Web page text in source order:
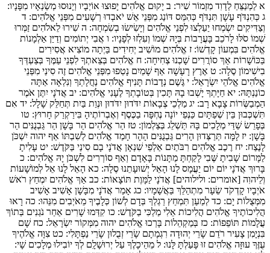
א לַמְנַצֵּחַ לְדָוִד מִזְמוֹר שִׁיר: ב יָקוּם אֱלֹהִים יָפוּצוּ אוֹיְבָיו וְיָנוּסוּ מְשַׂנְאָיו מִפָּנָיו:
ג כְּהִנְדֹּף עָשָׁן תִּנְדֹּף כְּהִמֵּס דּוֹנַג מִפְּנֵי אֵשׁ יֹאבְדוּ רְשָׁעִים מִפְּנֵי אֱלֹהִים: ד
וְצַדִּיקִים יִשְׂמְחוּ יַעַלְצוּ לִפְנֵי אֱלֹהִים וְיָשִׂישׂוּ בְשִׂמְחָה: ה שִׁירוּ לֵאלֹהִים זַמְּרוּ
שְׁמוֹ סֹלּוּ לָרֹכֵב בָּעֲרָבוֹת בְּיָהּ שְׁמוֹ וְעִלְזוּ לְפָנָיו: ו אֲבִי יְתוֹמִים וְדַיַּן אַלְמָנוֹת
אֱלֹהִים בִּמְעוֹן קָדְשׁוֹ: ז אֱלֹהִים מוֹשִׁיב יְחִידִים בַּיְתָה מוֹצִיא אֲסִירִים
בַּכּוֹשָׁרוֹת אַךְ סוֹרֲרִים שָׁכְנוּ צְחִיחָה: ח אֱלֹהִים בְּצֵאתְךָ לִפְנֵי עַמֶּךָ בְּצַעְדְּךָ
בִישִׁימוֹן סֶלָה: ט אֶרֶץ רָעָשָׁה אַף שָׁמַיִם נָטְפוּ מִפְּנֵי אֱלֹהִים זֶה סִינַי מִפְּנֵי
אֱלֹהִים אֱלֹהֵי יִשְׂרָאֵל: י גֶּשֶׁם נְדָבוֹת תָּנִיף אֱלֹהִים נַחֲלָתְךָ וְנִלְאָה אַתָּה
כוֹנַנְתָּהּ: יא חַיָּתְךָ יָשְׁבוּ בָהּ תָּכִין בְּטוֹבָתְךָ לֶעָנִי אֱלֹהִים: יב אֲדֹנָי יִתֶּן אֹמֶר
הַמְבַשְּׂרוֹת צָבָא רָב: יג מַלְכֵי צְבָאוֹת יִדֹּדוּן יִדֹּדוּן וּנְוַת בַּיִת תְּחַלֵּק שָׁלָל: יד אִם
תִּשְׁכְּבוּן בֵּין שְׁפַתָּיִם כַּנְפֵי יוֹנָה נֶחְפָּה בַכֶּסֶף וְאֶבְרוֹתֶיהָ בִּירַקְרַק חָרוּץ: טו
בְּפָרֵשׂ שַׁדַּי מְלָכִים בָּהּ תַּשְׁלֵג בְּצַלְמוֹן: טז הַר אֱלֹהִים הַר בָּשָׁן הַר גַּבְנֻנִּים הַר
בָּשָׁן: יז לָמָּה תְּרַצְּדוּן הָרִים גַּבְנֻנִּים הָהָר חָמַד אֱלֹהִים לְשִׁבְתּוֹ אַף יהוה יִשְׁכֹּן
לָנֶצַח: יח רֶכֶב אֱלֹהִים רִבֹּתַיִם אַלְפֵי שִׁנְאָן אֲדֹנָי בָם סִינַי בַּקֹּדֶשׁ: יט עָלִיתָ
לַמָּרוֹם שָׁבִיתָ שֶּׁבִי לָקַחְתָּ מַתָּנוֹת בָּאָדָם וְאַף סוֹרְרִים לִשְׁכֹּן יָהּ אֱלֹהִים: כ
בָּרוּךְ אֲדֹנָי יוֹם יוֹם יַעֲמָס לָנוּ הָאֵל יְשׁוּעָתֵנוּ סֶלָה: כא הָאֵל לָנוּ אֵל לְמוֹשָׁעוֹת
וְלֵיהוִה [אומרים: ולילוהים] אֲדֹנָי לַמָּוֶת תּוֹצָאוֹת: כב אַךְ אֱלֹהִים יִמְחַץ רֹאשׁ
אֹיְבָיו קָדְקֹד שֵׂעָר מִתְהַלֵּךְ בַּאֲשָׁמָיו: כג אָמַר אֲדֹנָי מִבָּשָׁן אָשִׁיב אָשִׁיב
מִמְּצֻלוֹת יָם: כד לְמַעַן תִּמְחַץ רַגְלְךָ בְּדָם לְשׁוֹן כְּלָבֶיךָ מֵאֹיְבִים מִנֵּהוּ: כה רָאוּ
הֲלִיכוֹתֶיךָ אֱלֹהִים הֲלִיכוֹת אֵלִי מַלְכִּי בַקֹּדֶשׁ: כו קִדְּמוּ שָׁרִים אַחַר נֹגְנִים בְּתוֹךְ
עֲלָמוֹת תּוֹפֵפוֹת: כז בְּמַקְהֵלוֹת בָּרְכוּ אֱלֹהִים יהוה מִמְּקוֹר יִשְׂרָאֵל: כח שָׁם
בִּנְיָמִן צָעִיר רֹדֵם שָׂרֵי יְהוּדָה רִגְמָתָם שָׂרֵי זְבֻלוּן שָׂרֵי נַפְתָּלִי: כט צִוָּה אֱלֹהֶיךָ
עֻזֶּךָ עוּזָּה אֱלֹהִים זוּ פָּעַלְתָּ לָּנוּ: ל מֵהֵיכָלֶךָ עַל יְרוּשָׁלִָם לְךָ יוֹבִילוּ מְלָכִים שָׁי: